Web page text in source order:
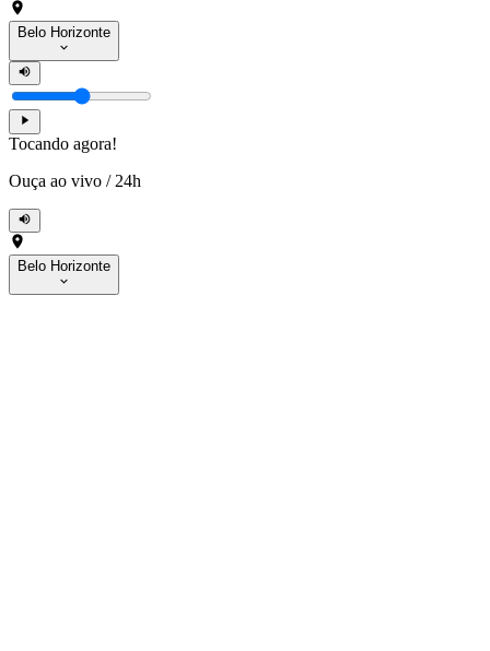
Belo Horizonte
Tocando agora!
Ouça ao vivo / 24h
Belo Horizonte